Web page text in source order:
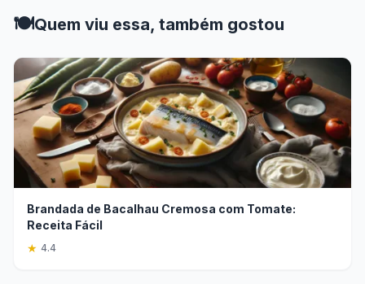
🍽️Quem viu essa, também gostou
Brandada de Bacalhau Cremosa com Tomate:
Receita Fácil
★ 4.4